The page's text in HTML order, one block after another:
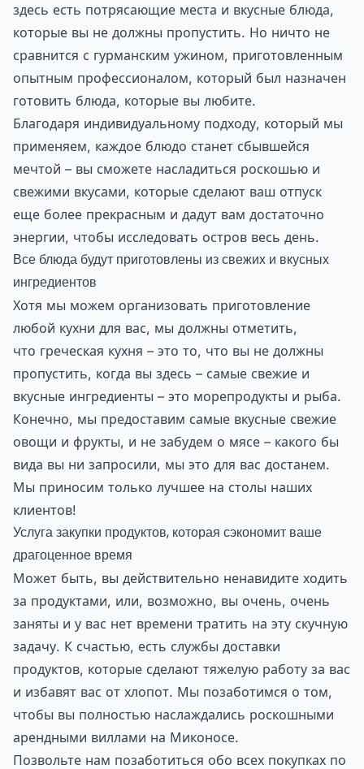
здесь есть потрясающие места и вкусные блюда,
которые вы не должны пропустить. Но ничто не
сравнится с гурманским ужином, приготовленным
опытным профессионалом, который был назначен
готовить блюда, которые вы любите.
Благодаря индивидуальному подходу, который мы
применяем, каждое блюдо станет сбывшейся
мечтой – вы сможете насладиться роскошью и
свежими вкусами, которые сделают ваш отпуск
еще более прекрасным и дадут вам достаточно
энергии, чтобы исследовать остров весь день.
Все блюда будут приготовлены из свежих и вкусных
ингредиентов
Хотя мы можем организовать приготовление
любой кухни для вас, мы должны отметить,
что греческая кухня – это то, что вы не должны
пропустить, когда вы здесь – самые свежие и
вкусные ингредиенты – это морепродукты и рыба.
Конечно, мы предоставим самые вкусные свежие
овощи и фрукты, и не забудем о мясе – какого бы
вида вы ни запросили, мы это для вас достанем.
Мы приносим только лучшее на столы наших
клиентов!
Услуга закупки продуктов, которая сэкономит ваше
драгоценное время
Может быть, вы действительно ненавидите ходить
за продуктами, или, возможно, вы очень, очень
заняты и у вас нет времени тратить на эту скучную
задачу. К счастью, есть службы доставки
продуктов, которые сделают тяжелую работу за вас
и избавят вас от хлопот. Мы позаботимся о том,
чтобы вы полностью наслаждались роскошными
арендными виллами на Миконосе.
Позвольте нам позаботиться обо всех покупках по